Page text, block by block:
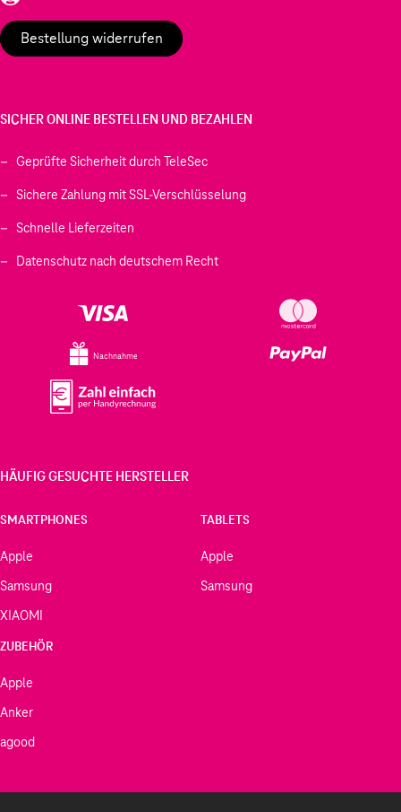
Bestellung widerrufen
SICHER ONLINE BESTELLEN UND BEZAHLEN
Geprüfte Sicherheit durch TeleSec
Sichere Zahlung mit SSL-Verschlüsselung
Schnelle Lieferzeiten
Datenschutz nach deutschem Recht
Nachnahme
HÄUFIG GESUCHTE HERSTELLER
SMARTPHONES
Apple
Samsung
XIAOMI
TABLETS
Apple
Samsung
ZUBEHÖR
Apple
Anker
agood